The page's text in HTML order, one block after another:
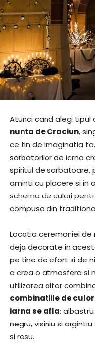
Atunci cand alegi tipul
nunta de Craciun,
ce tin de imaginatia
sarbatorilor de iarna
spiritul de sarbatoare,
aminti cu placere si in
schema de culori
compusa din
Locatia ceremoniei
deja decorate in
pe tine de efort si de
a crea o atmosfera si
utilizarea altor
combinatiile de
iarna se afla: albastru
negru, visiniu si
si rosu.